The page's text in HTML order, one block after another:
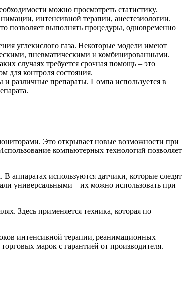
можно просмотреть статистику.
интенсивной терапии, анестезиологии.
позволяет выполнять процедуры, одновременно
углекислого газа. Некоторые модели имеют
пневматическими и комбинированными.
случаях требуется срочная помощь – это
для контроля состояния.
различные препараты. Помпа используется в
Это открывает новые возможности при
компьютерных технологий позволяет
аппаратах используются датчики, которые следят
универсальными – их можно использовать при
Здесь применяется техника, которая по
интенсивной терапии, реанимационных
марок с гарантией от производителя.